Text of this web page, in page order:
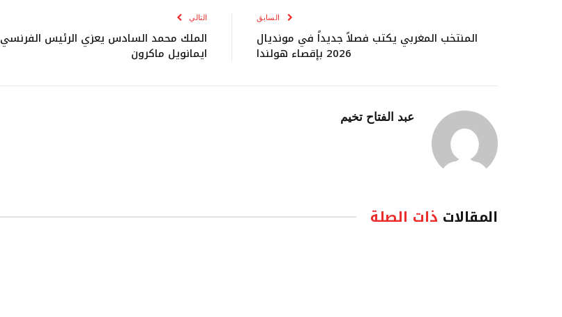
السابق
المنتخب المغربي يكتب فصلاً جديداً في مونديال
2026 بإقصاء هولندا
التالي
الملك محمد السادس يعزي الرئيس الفرنسي
ايمانويل ماكرون
عبد الفتاح تخيم
المقالات ذات الصلة